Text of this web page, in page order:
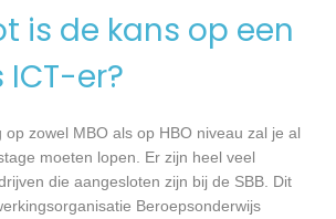
is de kans op een
er?
op zowel MBO als op HBO niveau zal je al
moeten lopen. Er zijn heel veel
die aangesloten zijn bij de SBB. Dit
Beroepsonderwijs